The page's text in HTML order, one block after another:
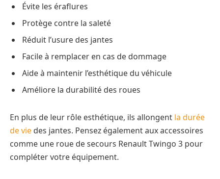
Évite les éraflures
Protège contre la saleté
Réduit l’usure des jantes
Facile à remplacer en cas de dommage
Aide à maintenir l’esthétique du véhicule
Améliore la durabilité des roues
En plus de leur rôle esthétique, ils allongent la durée
de vie des jantes. Pensez également aux accessoires
comme une roue de secours Renault Twingo 3 pour
compléter votre équipement.